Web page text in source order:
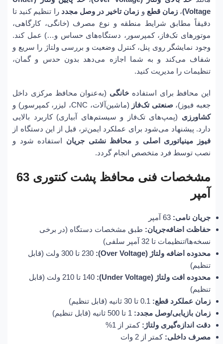
Voltage) ،زمان قطع و زمان تاخیر در وصل مجدد را تنظیم کنید تا
دقیقاً مطابق شرایط منطقه و نوع مصرف (خانگی، کارگاهی،
موتورهای تک‌فاز، کمپرسور، دستگاه‌های حساس و…) عمل کند.
وجود نمایشگر روی پنل، کنترل وضعیت و بررسی ولتاژ را سریع و
شفاف می‌کند و به شما اجازه می‌دهد بدون حدس و گمان،
تنظیمات را مدیریت کنید.
این محافظ برای استفاده خانگی (به‌عنوان محافظ مرکزی داخل
جعبه فیوز)،صنعتی تک‌فاز (ماشین‌آلات، CNC، لیزر، کمپرسور) و
کشاورزی (پمپ‌های تک‌فاز و سیستم‌های آبیاری) کاربرد بالایی
دارد. پیشنهاد می‌شود برای عملکرد ایمن‌تر، قبل از این دستگاه از
فیوز مینیاتوری اصلی و محافظ نشتی جریان استفاده شود و
نصب توسط فرد متخصص انجام گردد.
مشخصات فنی محافظ پشت کنتوری 63
آمپر
جریان نامی:
حفاظت اضافه‌جریان: طبق مشخصات دستگاه (در برخی
نسخه‌ها/تنظیمات تا 32 آمپر سلفی)
محدوده اضافه ولتاژ (Over Voltage):
230 تا 300 ولت (قابل
تنظیم)
محدوده افت ولتاژ (Under Voltage):
140 تا 210 ولت (قابل
تنظیم)
زمان عملکرد قطع:
زمان بازیابی/وصل مجدد:
دقت اندازه‌گیری ولتاژ: کمتر از 1%
مصرف داخلی: کمتر از 2 وات